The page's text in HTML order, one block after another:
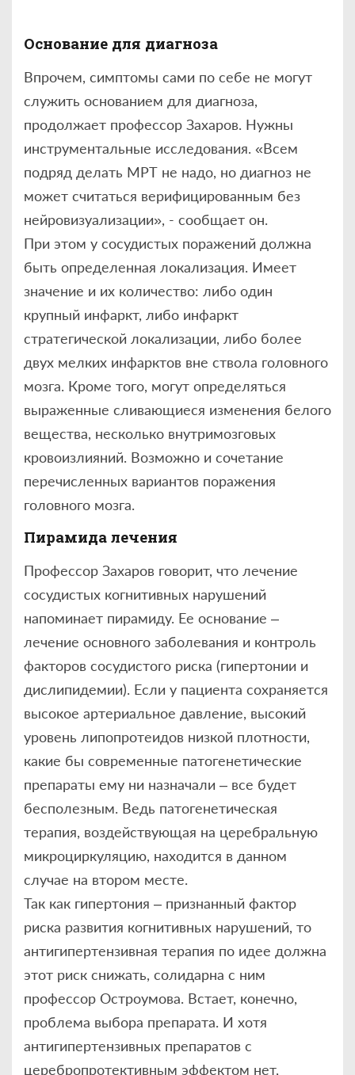
Основание для диагноза
Впрочем, симптомы сами по себе не могут
служить основанием для диагноза,
продолжает профессор Захаров. Нужны
инструментальные исследования. «Всем
подряд делать МРТ не надо, но диагноз не
может считаться верифицированным без
нейровизуализации», - сообщает он.
При этом у сосудистых поражений должна
быть определенная локализация. Имеет
значение и их количество: либо один
крупный инфаркт, либо инфаркт
стратегической локализации, либо более
двух мелких инфарктов вне ствола головного
мозга. Кроме того, могут определяться
выраженные сливающиеся изменения белого
вещества, несколько внутримозговых
кровоизлияний. Возможно и сочетание
перечисленных вариантов поражения
головного мозга.
Пирамида лечения
Профессор Захаров говорит, что лечение
сосудистых когнитивных нарушений
напоминает пирамиду. Ее основание –
лечение основного заболевания и контроль
факторов сосудистого риска (гипертонии и
дислипидемии). Если у пациента сохраняется
высокое артериальное давление, высокий
уровень липопротеидов низкой плотности,
какие бы современные патогенетические
препараты ему ни назначали – все будет
бесполезным. Ведь патогенетическая
терапия, воздействующая на церебральную
микроциркуляцию, находится в данном
случае на втором месте.
Так как гипертония – признанный фактор
риска развития когнитивных нарушений, то
антигипертензивная терапия по идее должна
этот риск снижать, солидарна с ним
профессор Остроумова. Встает, конечно,
проблема выбора препарата. И хотя
антигипертензивных препаратов с
церебропротективным эффектом нет,